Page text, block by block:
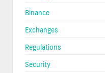
Binance
Exchanges
Regulations
Security